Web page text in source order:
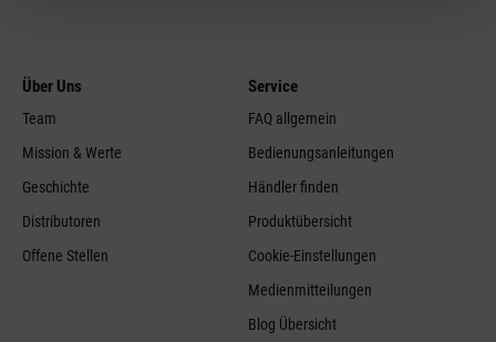
Über Uns
Team
Mission & Werte
Geschichte
Distributoren
Offene Stellen
Service
FAQ allgemein
Bedienungsanleitungen
Händler finden
Produktübersicht
Cookie-Einstellungen
Medienmitteilungen
Blog Übersicht